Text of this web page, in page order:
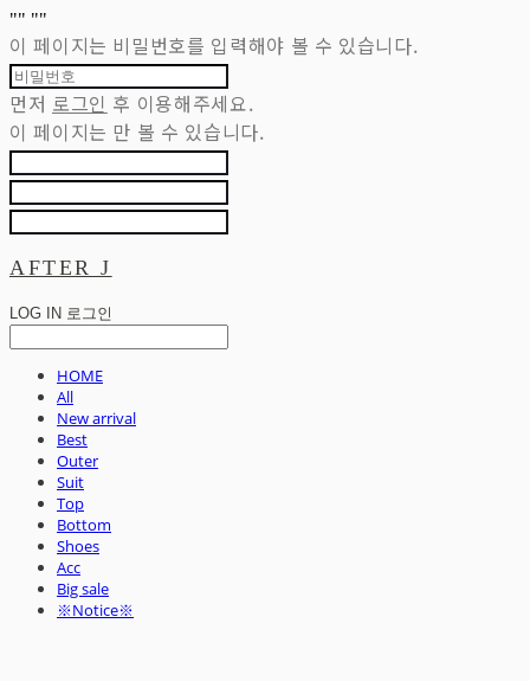
"" ""
이 페이지는 비밀번호를 입력해야 볼 수 있습니다.
먼저 로그인 후 이용해주세요.
이 페이지는 만 볼 수 있습니다.
AFTER J
LOG IN 로그인
HOME
All
New arrival
Best
Outer
Suit
Top
Bottom
Shoes
Acc
Big sale
※Notice※